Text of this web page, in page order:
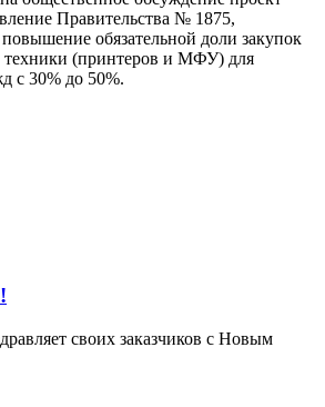
Правительства № 1875,
обязательной доли закупок
техники (принтеров и МФУ) для
с 30% до 50%.
своих заказчиков с Новым